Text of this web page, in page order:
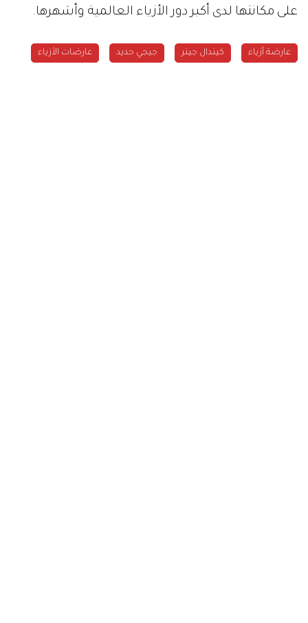
على مكانتها لدى أكبر دور الأزياء العالمية وأشهرها.
عارضة أزياء كيندال جينر جيجي حديد عارضات الأزياء